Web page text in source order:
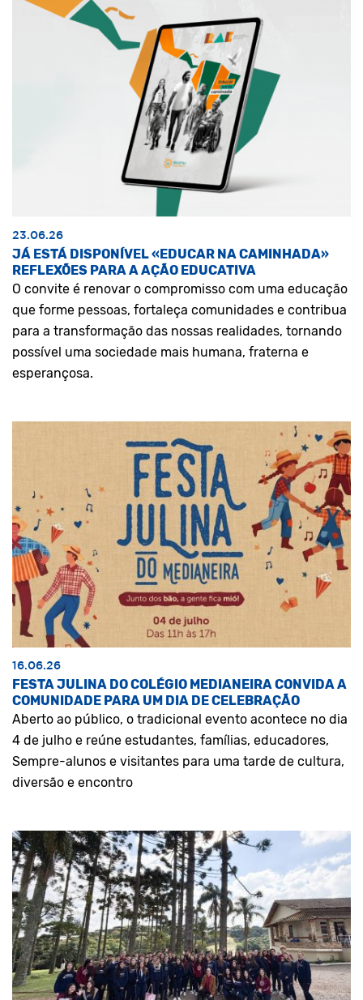
23.06.26
JÁ ESTÁ DISPONÍVEL «EDUCAR NA CAMINHADA»
REFLEXÕES PARA A AÇÃO EDUCATIVA
O convite é renovar o compromisso com uma educação
que forme pessoas, fortaleça comunidades e contribua
para a transformação das nossas realidades, tornando
possível uma sociedade mais humana, fraterna e
esperançosa.
16.06.26
FESTA JULINA DO COLÉGIO MEDIANEIRA CONVIDA A
COMUNIDADE PARA UM DIA DE CELEBRAÇÃO
Aberto ao público, o tradicional evento acontece no dia
4 de julho e reúne estudantes, famílias, educadores,
Sempre-alunos e visitantes para uma tarde de cultura,
diversão e encontro